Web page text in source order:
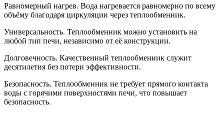
Равномерный нагрев. Вода нагревается равномерно по всему
объёму благодаря циркуляции через теплообменник.
Универсальность. Теплообменник можно установить на
любой тип печи, независимо от её конструкции.
Долговечность. Качественный теплообменник служит
десятилетия без потери эффективности.
Безопасность. Теплообменник не требует прямого контакта
воды с горячими поверхностями печи, что повышает
безопасность.